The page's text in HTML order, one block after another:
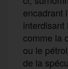
encadrant
interdisant
comme la
ou le
de la